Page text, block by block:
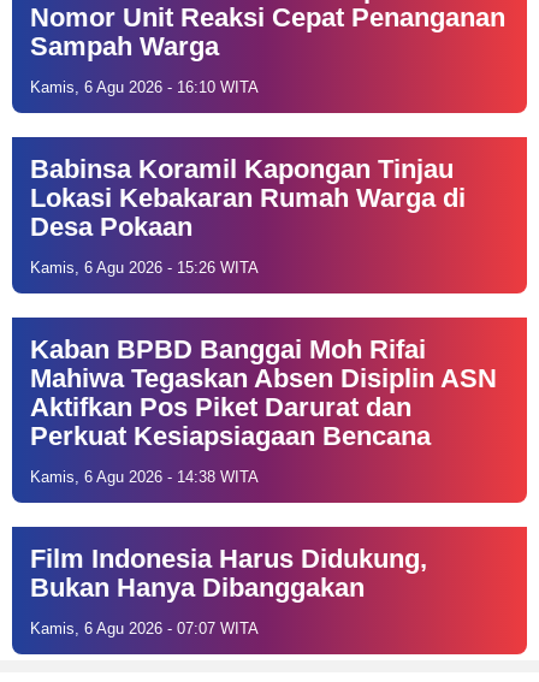
Nomor Unit Reaksi Cepat Penanganan
Sampah Warga
Kamis, 6 Agu 2026 - 16:10 WITA
Babinsa Koramil Kapongan Tinjau
Lokasi Kebakaran Rumah Warga di
Desa Pokaan
Kamis, 6 Agu 2026 - 15:26 WITA
Kaban BPBD Banggai Moh Rifai
Mahiwa Tegaskan Absen Disiplin ASN
Aktifkan Pos Piket Darurat dan
Perkuat Kesiapsiagaan Bencana
Kamis, 6 Agu 2026 - 14:38 WITA
Film Indonesia Harus Didukung,
Bukan Hanya Dibanggakan
Kamis, 6 Agu 2026 - 07:07 WITA